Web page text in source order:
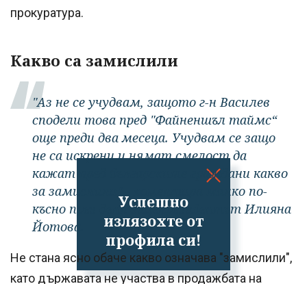
Успешно
излязохте от
профила си!
прокуратура.
Какво са замислили
"Аз не се учудвам, защото г-н Василев
сподели това пред "Файненшъл таймс“
още преди два месеца. Учудвам се защо
не са искрени и нямат смелост да
кажат пред българските граждани какво
за замислили" - коментира малко по-
късно през деня вицепрезидентът Илияна
Йотова.
Не стана ясно обаче какво означава "замислили",
като държавата не участва в продажбата на